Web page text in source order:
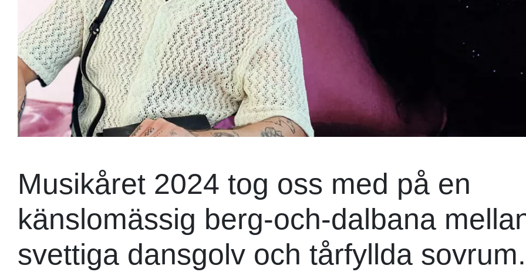
Musikåret 2024 tog oss med på en
känslomässig berg-och-dalbana
svettiga dansgolv och tårfyllda sovrum.